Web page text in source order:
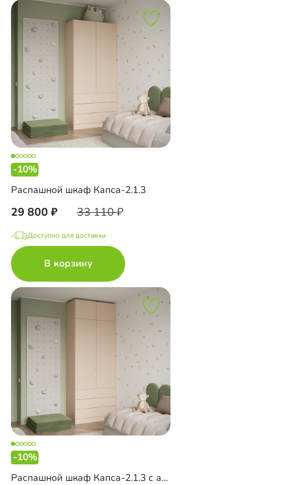
-10%
Распашной шкаф Капса-2.1.3
29 800 33 110
Доступно для доставки
В корзину
-10%
Распашной шкаф Капса-2.1.3 с антресолью